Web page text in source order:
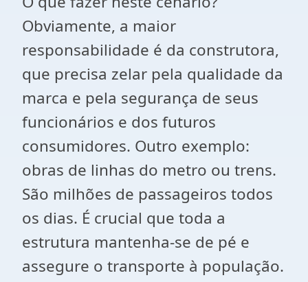
Obviamente, a maior
responsabilidade é da construtora,
que precisa zelar pela qualidade da
marca e pela segurança de seus
funcionários e dos futuros
consumidores. Outro exemplo:
obras de linhas do metro ou trens.
São milhões de passageiros todos
os dias. É crucial que toda a
estrutura mantenha-se de pé e
assegure o transporte à população.